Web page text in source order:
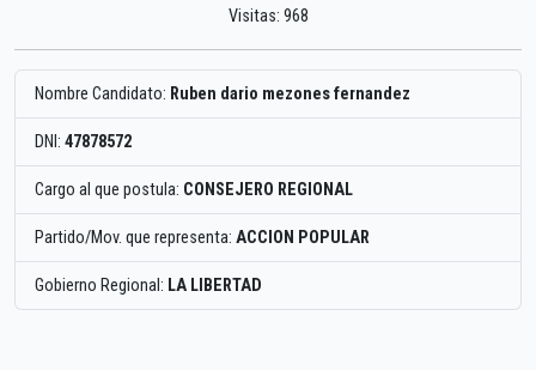
Visitas: 968
Nombre Candidato: Ruben dario mezones fernandez
DNI: 47878572
Cargo al que postula: CONSEJERO REGIONAL
Partido/Mov. que representa: ACCION POPULAR
Gobierno Regional: LA LIBERTAD